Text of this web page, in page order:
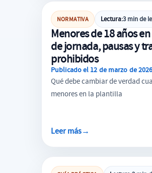
NORMATIVA Lectura:3 min de
Menores de 18 años
de jornada, pausas y
prohibidos
Publicado el 12 de marzo de 2026
Qué debe cambiar de verdad
menores en la plantilla
Leer más→